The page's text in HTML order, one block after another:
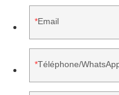
Email
Téléphone/